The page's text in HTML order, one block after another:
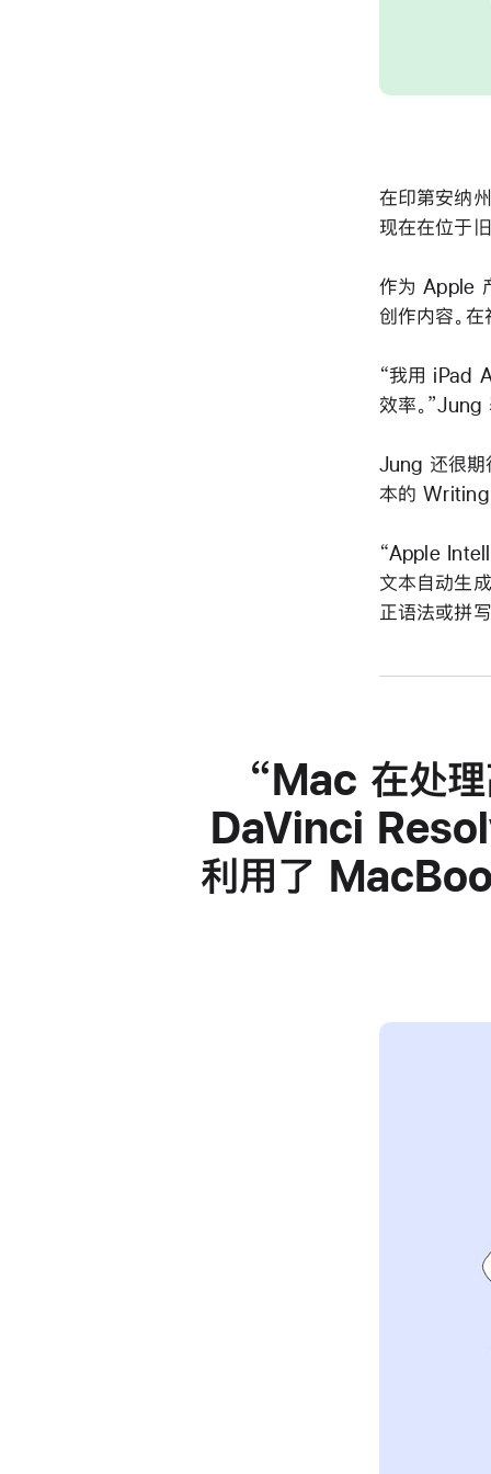
在印第安纳
现在在位于
作为 Apple
创作内容。
“我用 iPad
效率。”Jung
Jung 还很期
本的 Writing
“Apple
文本自动生
正语法或拼
Mac 在处理
DaVinci
利用了